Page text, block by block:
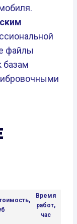
файлы
базам
Время
работ,
час